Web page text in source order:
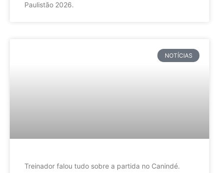
Paulistão 2026.
NOTÍCIAS
Treinador falou tudo sobre a partida no Canindé.